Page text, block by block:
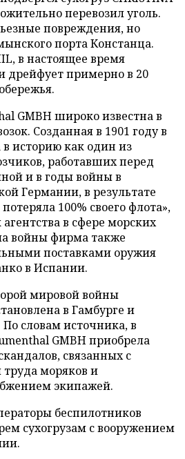
перевозил уголь.
повреждения, но
порта Констанца.
в настоящее время
дрейфует примерно в 20
GMBH широко известна в
Созданная в 1901 году в
историю как один из
работавших перед
и в годы войны в
Германии, в результате
100% своего флота»,
в сфере морских
войны фирма также
поставками оружия
в Испании.
мировой войны
в Гамбурге и
словам источника, в
GMBH приобрела
связанных с
моряков и
экипажей.
беспилотников
сухогрузам с вооружением